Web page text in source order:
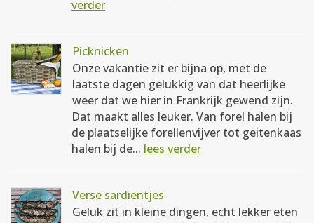
verder
Picknicken
Onze vakantie zit er bijna op, met de
laatste dagen gelukkig van dat heerlijke
weer dat we hier in Frankrijk gewend zijn.
Dat maakt alles leuker. Van forel halen bij
de plaatselijke forellenvijver tot geitenkaas
halen bij de... lees verder
Verse sardientjes
Geluk zit in kleine dingen, echt lekker eten